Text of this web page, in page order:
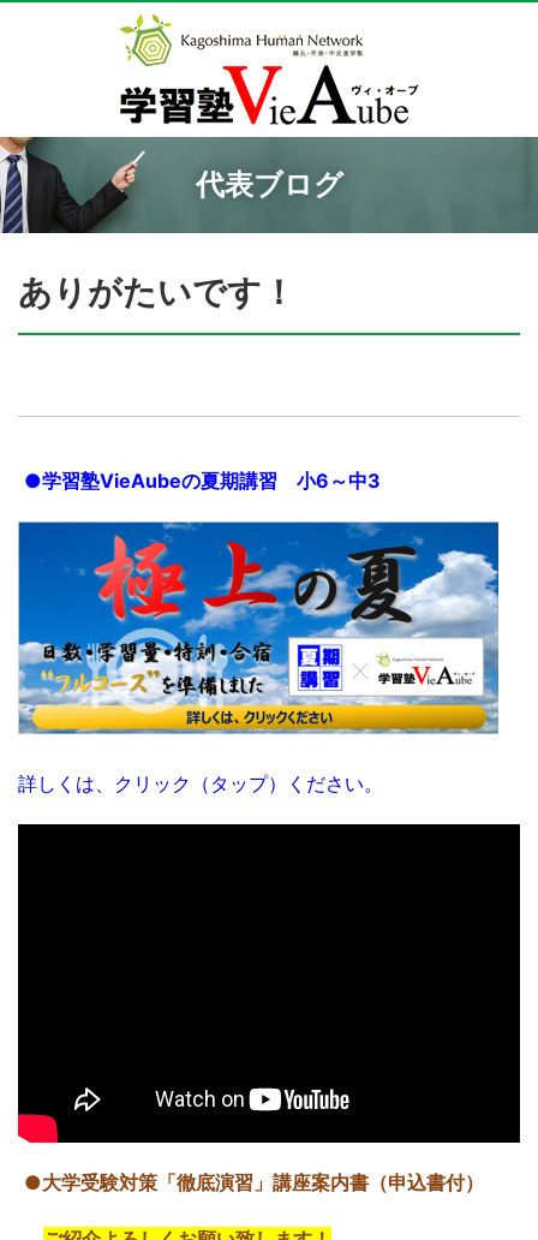
代表ブログ
ありがたいです！
●学習塾VieAubeの夏期講習 小6～中3
詳しくは、クリック（タップ）ください。
●大学受験対策「徹底演習」講座案内書（申込書付）